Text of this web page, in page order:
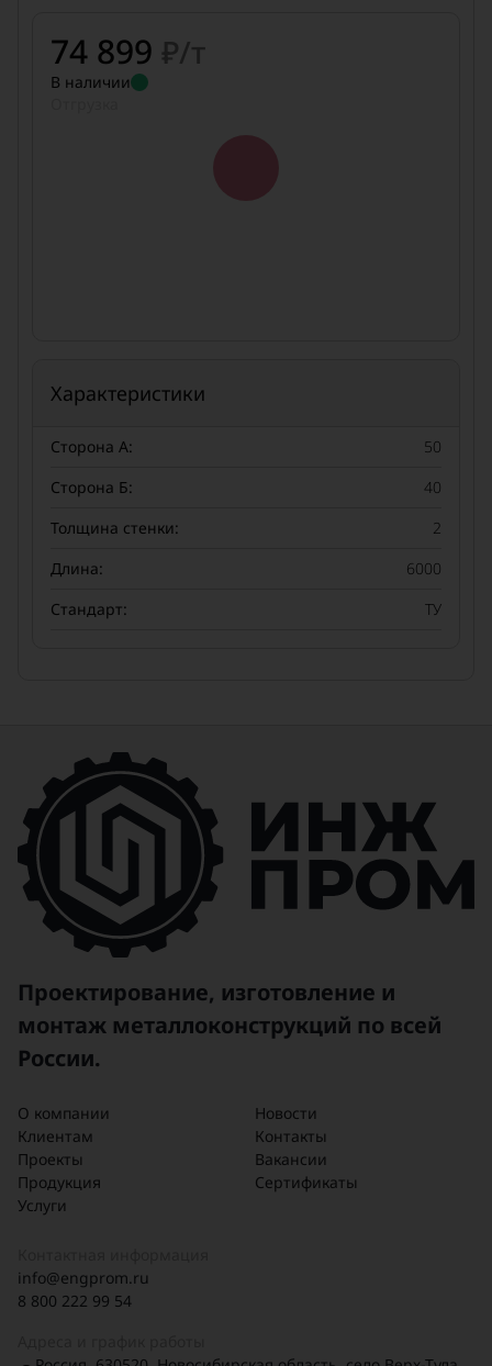
74 899 ₽/т
В наличии
Характеристики
Сторона А:
50
Сторона Б:
40
Толщина стенки:
2
Длина:
6000
Стандарт:
ТУ
Проектирование, изготовление и
монтаж металлоконструкций по всей
России.
О компании
Клиентам
Проекты
Продукция
Услуги
Новости
Контакты
Вакансии
Сертификаты
info@engprom.ru
8 800 222 99 54